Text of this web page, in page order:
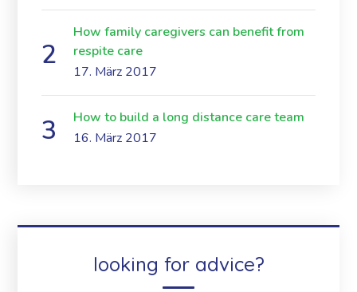
How family caregivers can benefit from
respite care
17. März 2017
How to build a long distance care team
16. März 2017
looking for advice?